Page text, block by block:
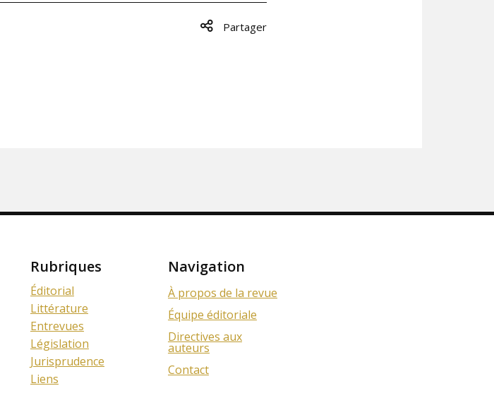
Partager
Rubriques
Éditorial
Littérature
Entrevues
Législation
Jurisprudence
Liens
Navigation
À propos de la revue
Équipe éditoriale
Directives aux
auteurs
Contact